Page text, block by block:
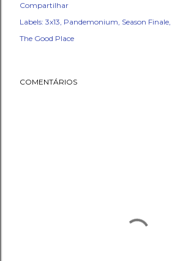
Compartilhar
Labels: 3x13 Pandemonium Season Finale
The Good Place
COMENTÁRIOS